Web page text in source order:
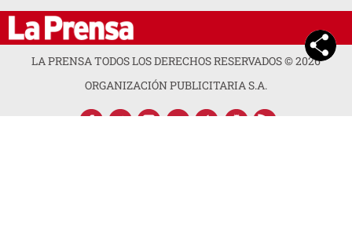
LA PRENSA TODOS LOS DERECHOS RESERVADOS ©2026
ORGANIZACIÓN PUBLICITARIA S.A.